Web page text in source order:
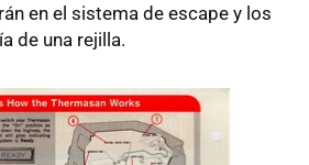
en el sistema de escape y los
de una rejilla.